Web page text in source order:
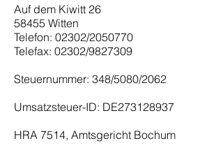
Auf dem Kiwitt 26
58455 Witten
Telefon: 02302/2050770
Telefax: 02302/9827309
Steuernummer: 348/5080/2062
Umsatzsteuer-ID: DE273128937
HRA 7514, Amtsgericht Bochum